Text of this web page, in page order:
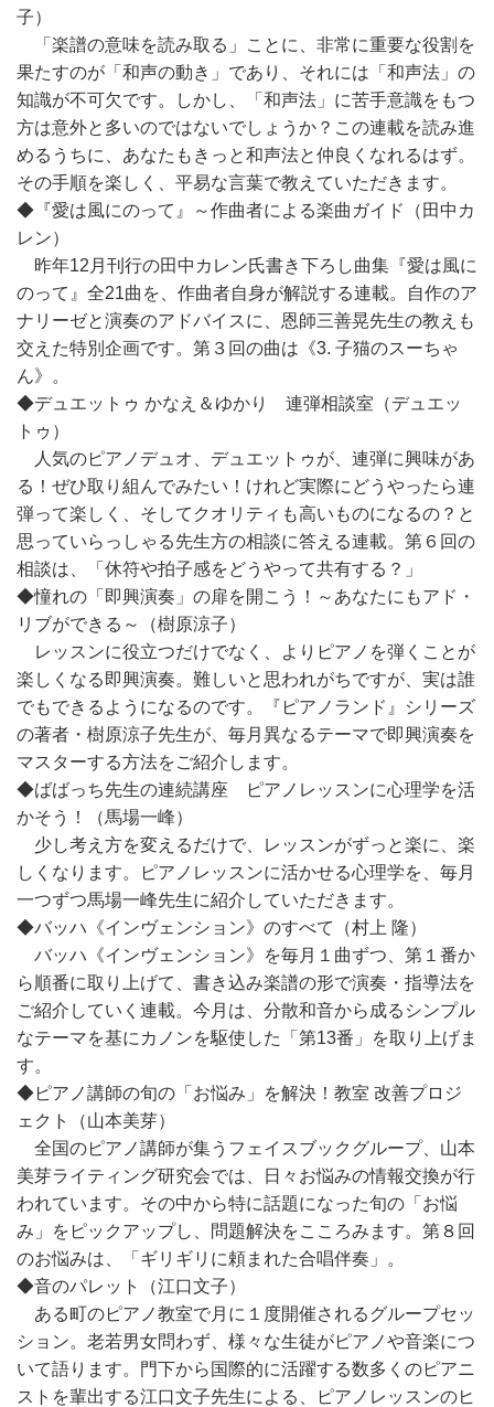
子）
「楽譜の意味を読み取る」ことに、非常に重要な役割を
果たすのが「和声の動き」であり、それには「和声法」の
知識が不可欠です。しかし、「和声法」に苦手意識をもつ
方は意外と多いのではないでしょうか？この連載を読み進
めるうちに、あなたもきっと和声法と仲良くなれるはず。
その手順を楽しく、平易な言葉で教えていただきます。
◆『愛は風にのって』～作曲者による楽曲ガイド（田中カ
レン）
昨年12月刊行の田中カレン氏書き下ろし曲集『愛は風に
のって』全21曲を、作曲者自身が解説する連載。自作のア
ナリーゼと演奏のアドバイスに、恩師三善晃先生の教えも
交えた特別企画です。第３回の曲は《3. 子猫のスーちゃ
ん》。
◆デュエットゥ かなえ＆ゆかり 連弾相談室（デュエッ
トゥ）
人気のピアノデュオ、デュエットゥが、連弾に興味があ
る！ぜひ取り組んでみたい！けれど実際にどうやったら連
弾って楽しく、そしてクオリティも高いものになるの？と
思っていらっしゃる先生方の相談に答える連載。第６回の
相談は、「休符や拍子感をどうやって共有する？」
◆憧れの「即興演奏」の扉を開こう！～あなたにもアド・
リブができる～（樹原涼子）
レッスンに役立つだけでなく、よりピアノを弾くことが
楽しくなる即興演奏。難しいと思われがちですが、実は誰
でもできるようになるのです。『ピアノランド』シリーズ
の著者・樹原涼子先生が、毎月異なるテーマで即興演奏を
マスターする方法をご紹介します。
◆ばばっち先生の連続講座 ピアノレッスンに心理学を活
かそう！（馬場一峰）
少し考え方を変えるだけで、レッスンがずっと楽に、楽
しくなります。ピアノレッスンに活かせる心理学を、毎月
一つずつ馬場一峰先生に紹介していただきます。
◆バッハ《インヴェンション》のすべて（村上 隆）
バッハ《インヴェンション》を毎月１曲ずつ、第１番か
ら順番に取り上げて、書き込み楽譜の形で演奏・指導法を
ご紹介していく連載。今月は、分散和音から成るシンプル
なテーマを基にカノンを駆使した「第13番」を取り上げま
す。
◆ピアノ講師の旬の「お悩み」を解決！教室 改善プロジ
ェクト（山本美芽）
全国のピアノ講師が集うフェイスブックグループ、山本
美芽ライティング研究会では、日々お悩みの情報交換が行
われています。その中から特に話題になった旬の「お悩
み」をピックアップし、問題解決をこころみます。第８回
のお悩みは、「ギリギリに頼まれた合唱伴奏」。
◆音のパレット（江口文子）
ある町のピアノ教室で月に１度開催されるグループセッ
ション。老若男女問わず、様々な生徒がピアノや音楽につ
いて語ります。門下から国際的に活躍する数多くのピアニ
ストを輩出する江口文子先生による、ピアノレッスンのヒ